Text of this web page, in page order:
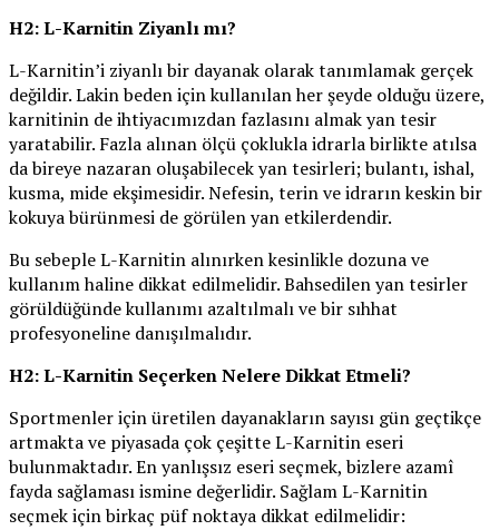
H2: L-Karnitin Ziyanlı mı?
L-Karnitin’i ziyanlı bir dayanak olarak tanımlamak gerçek
değildir. Lakin beden için kullanılan her şeyde olduğu üzere,
karnitinin de ihtiyacımızdan fazlasını almak yan tesir
yaratabilir. Fazla alınan ölçü çoklukla idrarla birlikte atılsa
da bireye nazaran oluşabilecek yan tesirleri; bulantı, ishal,
kusma, mide ekşimesidir. Nefesin, terin ve idrarın keskin bir
kokuya bürünmesi de görülen yan etkilerdendir.
Bu sebeple L-Karnitin alınırken kesinlikle dozuna ve
kullanım haline dikkat edilmelidir. Bahsedilen yan tesirler
görüldüğünde kullanımı azaltılmalı ve bir sıhhat
profesyoneline danışılmalıdır.
H2: L-Karnitin Seçerken Nelere Dikkat Etmeli?
Sportmenler için üretilen dayanakların sayısı gün geçtikçe
artmakta ve piyasada çok çeşitte L-Karnitin eseri
bulunmaktadır. En yanlışsız eseri seçmek, bizlere azamî
fayda sağlaması ismine değerlidir. Sağlam L-Karnitin
seçmek için birkaç püf noktaya dikkat edilmelidir: